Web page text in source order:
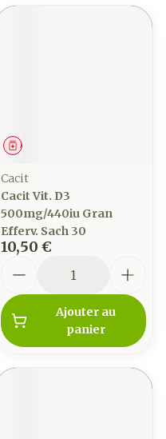
Médicament
Cacit
Cacit Vit. D3
500mg/440iu Gran
Efferv. Sach 30
10,50 €
Ajouter au
panier